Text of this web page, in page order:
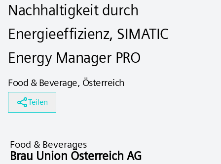
Nachhaltigkeit durch
Energieeffizienz, SIMATIC
Energy Manager PRO
Food & Beverage, Österreich
Teilen
Food & Beverages
Brau Union Österreich AG